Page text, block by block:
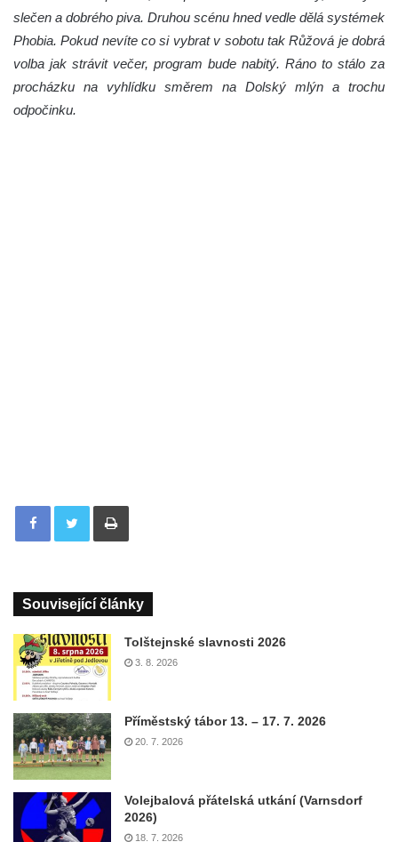
slečen a dobrého piva. Druhou scénu hned vedle dělá systémek
Phobia. Pokud nevíte co si vybrat v sobotu tak Růžová je dobrá
volba jak strávit večer, program bude nabitý. Ráno to stálo za
procházku na vyhlídku směrem na Dolský mlýn a trochu
odpočinku.
Tisknout
Související články
Tolštejnské slavnosti 2026
3. 8. 2026
Příměstský tábor 13. – 17. 7. 2026
20. 7. 2026
Volejbalová přátelská utkání (Varnsdorf
2026)
18. 7. 2026